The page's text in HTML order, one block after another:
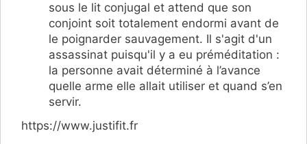
sous le lit conjugal et attend que son
conjoint soit totalement endormi avant de
le poignarder sauvagement. Il s'agit d'un
assassinat puisqu'il y a eu préméditation :
la personne avait déterminé à l’avance
quelle arme elle allait utiliser et quand s’en
servir.
https://www.justifit.fr